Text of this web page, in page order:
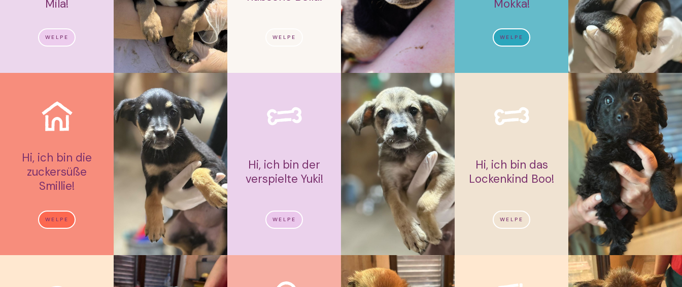
Mila!
WELPE WELPE
Mokka!
WELPE
Hi, ich bin die
zuckersüße
Smillie!
WELPE
Hi, ich bin der
verspielte Yuki!
WELPE
Hi, ich bin das
Lockenkind Boo!
WELPE